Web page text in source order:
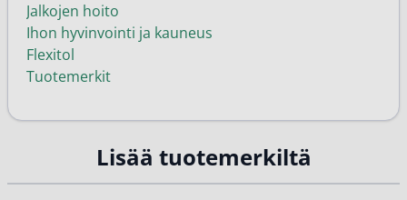
Jalkojen hoito
Ihon hyvinvointi ja kauneus
Flexitol
Tuotemerkit
Lisää tuotemerkiltä